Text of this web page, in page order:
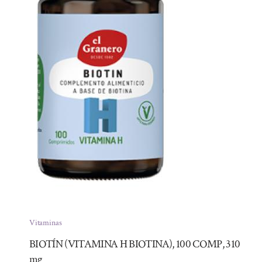
Vitaminas
BIOTÍN (VITAMINA H BIOTINA), 100 COMP, 310